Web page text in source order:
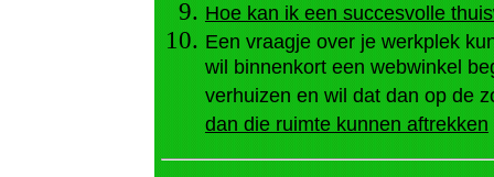
Hoe kan ik een succesvolle
Een vraagje over je werkplek
wil binnenkort een webwinkel
verhuizen en wil dat dan op de
dan die ruimte kunnen aftrekken